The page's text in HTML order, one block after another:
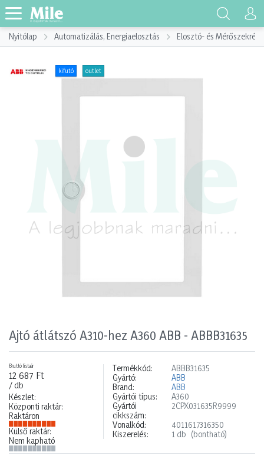
Nyitólap Automatizálás, Energiaelosztás Elosztó- és Mérőszekrény
kifutó outlet
Ajtó átlátszó A310-hez A360 ABB - ABBB31635
Bruttó listaár
12 687 Ft
/ db
Készlet:
Központi raktár:
Raktáron
Külső raktár:
Nem kapható
Termékkód:
ABBB31635
Gyártó:
ABB
Brand:
ABB
Gyártói típus:
A360
Gyártói
cikkszám:
2CPX031635R9999
Vonalkód:
4011617316350
Kiszerelés:
1 db (bontható)